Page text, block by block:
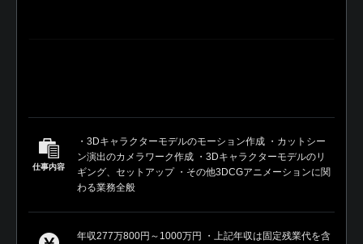
仕事内容
・3Dキャラクターモデルのモーション作成 ・カットシー
ン演出のカメラワーク作成 ・3Dキャラクターモデルのリ
ギング、セットアップ ・その他3DCGアニメーションに関
わる業務全般
年収277万800円～1000万円 ・上記年収は固定残業代を含